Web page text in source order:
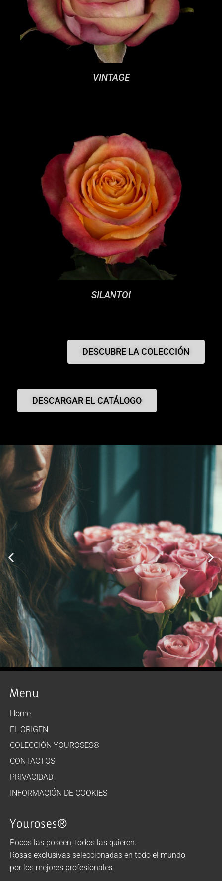
VINTAGE
SILANTOI
DESCUBRE LA COLECCIÓN
DESCARGAR EL CATÁLOGO
Menu
Home
EL ORIGEN
COLECCIÓN YOUROSES®
CONTACTOS
PRIVACIDAD
INFORMACIÓN DE COOKIES
Youroses®
Pocos las poseen, todos las quieren.
Rosas exclusivas seleccionadas en todo el mundo
por los mejores profesionales.